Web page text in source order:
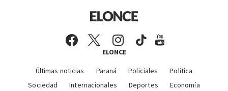
ELONCE
Últimas noticias Paraná Policiales
Política
Sociedad
Internacionales Deportes
Economía